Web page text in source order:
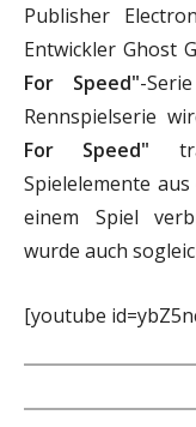
Publisher
Entwickler Ghost
For Speed"-
Rennspielserie
For Speed"
Spielelemente
einem Spiel
wurde auch
[youtube